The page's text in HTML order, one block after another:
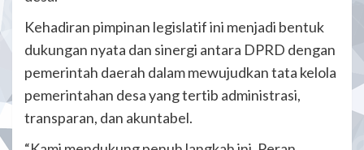
Kehadiran pimpinan legislatif ini menjadi bentuk
dukungan nyata dan sinergi antara DPRD dengan
pemerintah daerah dalam mewujudkan tata kelola
pemerintahan desa yang tertib administrasi,
transparan, dan akuntabel.